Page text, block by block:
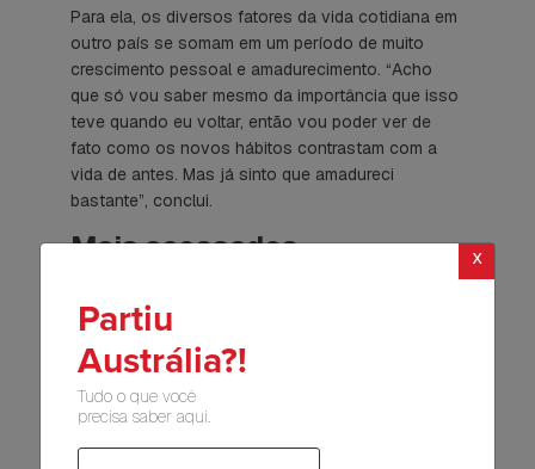
Para ela, os diversos fatores da vida cotidiana em
outro país se somam em um período de muito
crescimento pessoal e amadurecimento. “Acho
que só vou saber mesmo da importância que isso
teve quando eu voltar, então vou poder ver de
fato como os novos hábitos contrastam com a
vida de antes. Mas já sinto que amadureci
bastante”, conclui.
Mais acessados x
Partiu
Austrália?!
Tudo o que você
precisa saber aqui.